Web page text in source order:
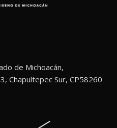
de Michoacán,
Chapultepec Sur, CP58260